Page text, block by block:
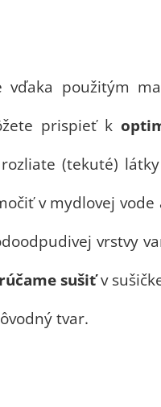
použitým
prispieť k
(tekuté)
v mydlovej
vrstvy
sušiťv
tvar.